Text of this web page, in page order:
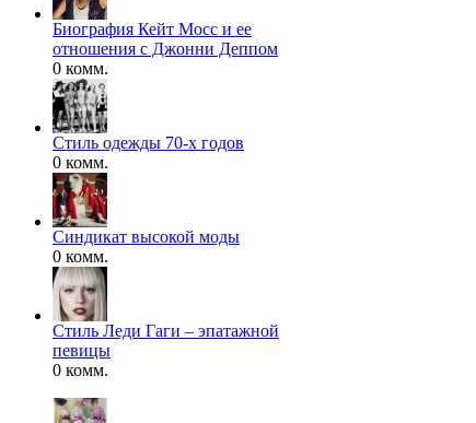
Биография Кейт Мосс и ее
отношения с Джонни Деппом
0 комм.
Стиль одежды 70-х годов
0 комм.
Синдикат высокой моды
0 комм.
Стиль Леди Гаги – эпатажной
певицы
0 комм.